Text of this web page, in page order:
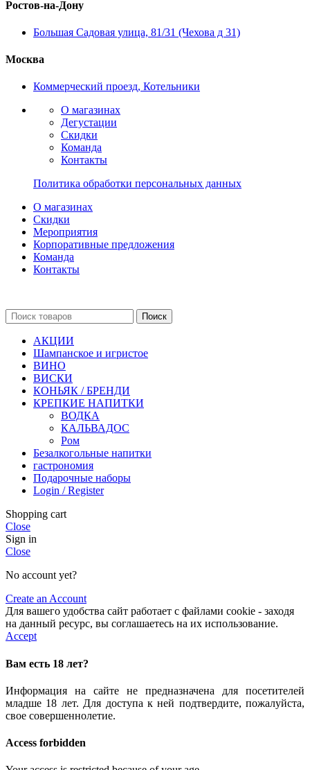
Ростов-на-Дону
Большая Садовая улица, 81/31 (Чехова д 31)
Москва
Коммерческий проезд, Котельники
О магазинах
Дегустации
Скидки
Команда
Контакты
Политика обработки персональных данных
О магазинах
Скидки
Мероприятия
Корпоративные предложения
Команда
Контакты
Поиск
АКЦИИ
Шампанское и игристое
ВИНО
ВИСКИ
КОНЬЯК / БРЕНДИ
КРЕПКИЕ НАПИТКИ
ВОДКА
КАЛЬВАДОС
Ром
Безалкогольные напитки
гастрономия
Подарочные наборы
Login / Register
Shopping cart
Close
Sign in
Close
No account yet?
Create an Account
Для вашего удобства сайт работает с файлами cookie - заходя
на данный ресурс, вы соглашаетесь на их использование.
Accept
Вам есть 18 лет?
Информация на сайте не предназначена для посетителей
младше 18 лет. Для доступа к ней подтвердите, пожалуйста,
свое совершеннолетие.
Access forbidden